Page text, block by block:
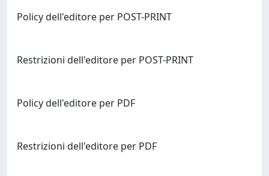
Policy dell'editore per POST-PRINT
Restrizioni dell'editore per POST-PRINT
Policy dell'editore per PDF
Restrizioni dell'editore per PDF